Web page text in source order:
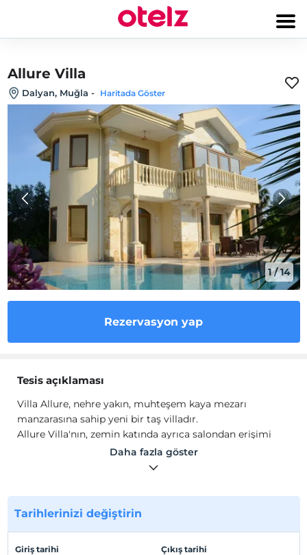
Allure Villa
Dalyan, Muğla - Haritada Göster
1/14
Rezervasyon yap
Tesis açıklaması
Villa Allure, nehre yakın, muhteşem kaya mezarı
manzarasına sahip yeni bir taş villadır.
Allure Villa'nın, zemin katında ayrıca salondan erişimi
olan en-suite banyolu, 3 en-suite banyolu ve duşa kabinli
çift kişilik yatak odası, deri kanepeler, TV, DVD ve uydu
ve yemek alanı ayrıca jakuzili büyük bir özel havuz, çok
sayıda şezlong ve geleneksel bir Türk oturma alanı da
Daha fazla göster
Tarihlerinizi değiştirin
Giriş tarihi Çıkış tarihi